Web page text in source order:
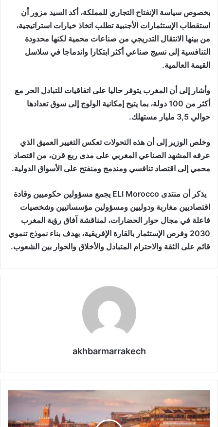
بخصوص سياسة الإنفتاح التجاري للمملكة، أكد السيد مزور أن
استقطاب الإستثمارات الأجنبية تطلب اتخاذ خيارات استراتيجية،
من بينها الانتقال التدريجي من صناعات محمية لكنها محدودة
التنافسية إلى نسيج صناعي أكثر ابتكارا واندماجا في سلاسل
القيمة العالمية.
وأشار إلى أن المغرب يتوفر حاليا على اتفاقيات للتبادل الحر مع
أكثر من 100 دولة، بما يتيح إمكانية الولوج إلى سوق تعدادها
حوالي 3,5 مليار مستهلك.
وخلص الوزير إلى أن هذه التحولات تعكس التغيير العميق الذي
عرفه المشهد الصناعي المغربي على مدى ربع قرن، من اقتصاد
محمي إلى اقتصاد تنافسي ومندمج ومنفتح على الأسواق الدولية.
يذكر أن منتدى ELI Morocco يجمع مسؤولين حكوميين وقادة
اقتصاديين مغاربة ودوليين ومسؤولين مؤسساتيين وشخصيات
فاعلة في مجال حوار الحضارات، لمناقشة آفاق رؤية المغرب
2030 وفرص الإستثمار بالقارة الإفريقية، بهدف بناء نموذج تنموي
قائم على الثقة والاحترام المتبادل والأخلاق والحوار بين الشعوب.
akhbarmarrakech
د
ي